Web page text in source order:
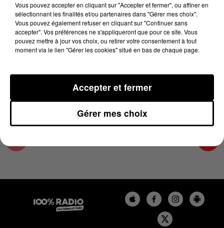
28 mars 2025 - 4 min 14 sec
LES INFOS DU GRAND TOULOUSE DU
28/03/2025 À 07H59
Podcasts infos du grand Toulouse
Vous pouvez accepter en cliquant sur "Accepter et fermer", ou affiner en
sélectionnant les finalités et/ou partenaires dans "Gérer mes choix".
Vous pouvez également refuser en cliquant sur "Continuer sans
accepter". Vos préférences ne s'appliqueront que pour ce site. Vous
pouvez mettre à jour vos choix, ou retirer votre consentement à tout
moment via le lien "Gérer les cookies" situé en bas de chaque page.
Gérer mes choix
Accepter et fermer